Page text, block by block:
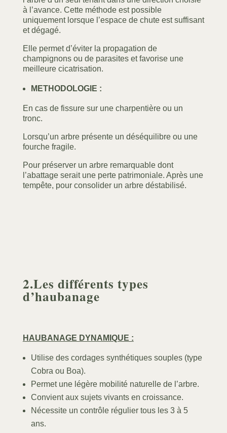
à l’avance. Cette méthode est possible
uniquement lorsque l’espace de chute est suffisant
et dégagé.
Elle permet d’éviter la propagation de
champignons ou de parasites et favorise une
meilleure cicatrisation.
METHODOLOGIE :
En cas de fissure sur une charpentière ou un
tronc.
Lorsqu’un arbre présente un déséquilibre ou une
fourche fragile.
Pour préserver un arbre remarquable dont
l’abattage serait une perte patrimoniale. Après une
tempête, pour consolider un arbre déstabilisé.
2.Les différents types
d’haubanage
HAUBANAGE DYNAMIQUE :
Utilise des cordages synthétiques souples (type
Cobra ou Boa).
Permet une légère mobilité naturelle de l’arbre.
Convient aux sujets vivants en croissance.
Nécessite un contrôle régulier tous les 3 à 5
ans.